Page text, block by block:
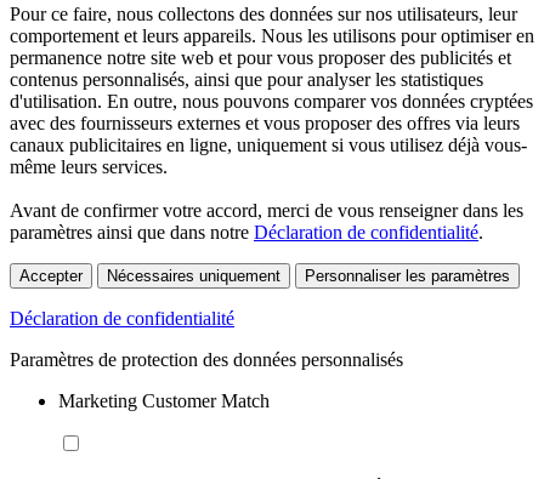
Pour ce faire, nous collectons des données sur nos utilisateurs, leur
comportement et leurs appareils. Nous les utilisons pour optimiser en
permanence notre site web et pour vous proposer des publicités et
contenus personnalisés, ainsi que pour analyser les statistiques
d'utilisation. En outre, nous pouvons comparer vos données cryptées
avec des fournisseurs externes et vous proposer des offres via leurs
canaux publicitaires en ligne, uniquement si vous utilisez déjà vous-
même leurs services.
Avant de confirmer votre accord, merci de vous renseigner dans les
paramètres ainsi que dans notre Déclaration de confidentialité.
Accepter Nécessaires uniquement Personnaliser les paramètres
Déclaration de confidentialité
Paramètres de protection des données personnalisés
Marketing Customer Match